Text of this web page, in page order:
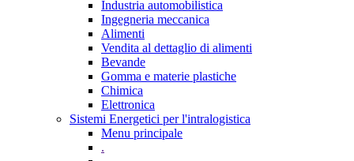
Industria automobilistica
Ingegneria meccanica
Alimenti
Vendita al dettaglio di alimenti
Bevande
Gomma e materie plastiche
Chimica
Elettronica
Sistemi Energetici per l'intralogistica
Menu principale
.